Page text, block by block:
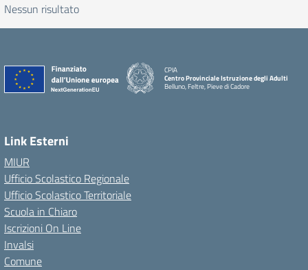
Nessun risultato
CPIA
Centro Provinciale Istruzione degli Adulti
Belluno, Feltre, Pieve di Cadore
Link Esterni
MIUR
Ufficio Scolastico Regionale
Ufficio Scolastico Territoriale
Scuola in Chiaro
Iscrizioni On Line
Invalsi
Comune